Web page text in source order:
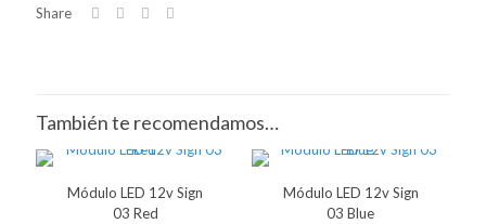
Share
También te recomendamos…
Módulo LED 12v Sign
03 Red
Módulo LED 12v Sign
03 Blue